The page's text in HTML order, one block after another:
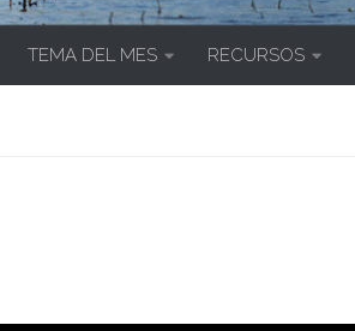
TEMA DEL MES RECURSOS